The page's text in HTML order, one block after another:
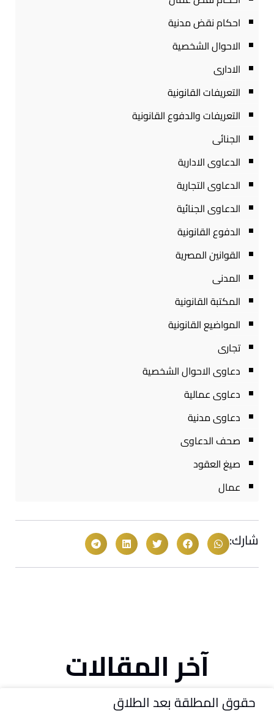
احكام نقض مدنية
الاحوال الشخصية
الادارى
التعريفات القانونية
التعريفات والدفوع القانونية
الجنائى
الدعاوى الادارية
الدعاوى التجارية
الدعاوى الجنائية
الدفوع القانونية
القوانين المصرية
المدنى
المكتبة القانونية
المواضيع القانونية
تجارى
دعاوى الاحوال الشخصية
دعاوى عمالية
دعاوى مدنية
صحف الدعاوى
صيغ العقود
عمال
شارك:
آخر المقالات
حقوق المطلقة بعد الطلاق